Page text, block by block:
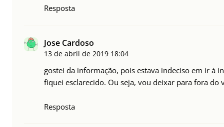
Resposta
Jose Cardoso
13 de abril de 2019 18:04
gostei da informação, pois estava indeciso em ir à
fiquei esclarecido. Ou seja, vou deixar para fora do
Resposta